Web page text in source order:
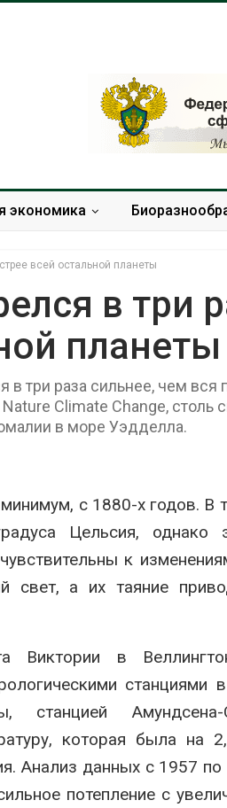
экономика
всей остальной планеты
в три
планеты
три раза сильнее, чем вся
Climate Change, столь
в море Уэдделла.
с 1880-х годов. В
Цельсия, однако
к
свет, а их таяние
Виктории в
станциями
станцией
которая была на
Анализ данных с 1957
потепление с
Американские экологи
предупредили о
из-за противопожарной
года
Тайфун, засуха и пожары:
регионов столкнулись с
явлениями
Солнечные панели над
одновременно
вырабатывать энергию и
Дождевая вода с крыш
Авг
Авг
Авг